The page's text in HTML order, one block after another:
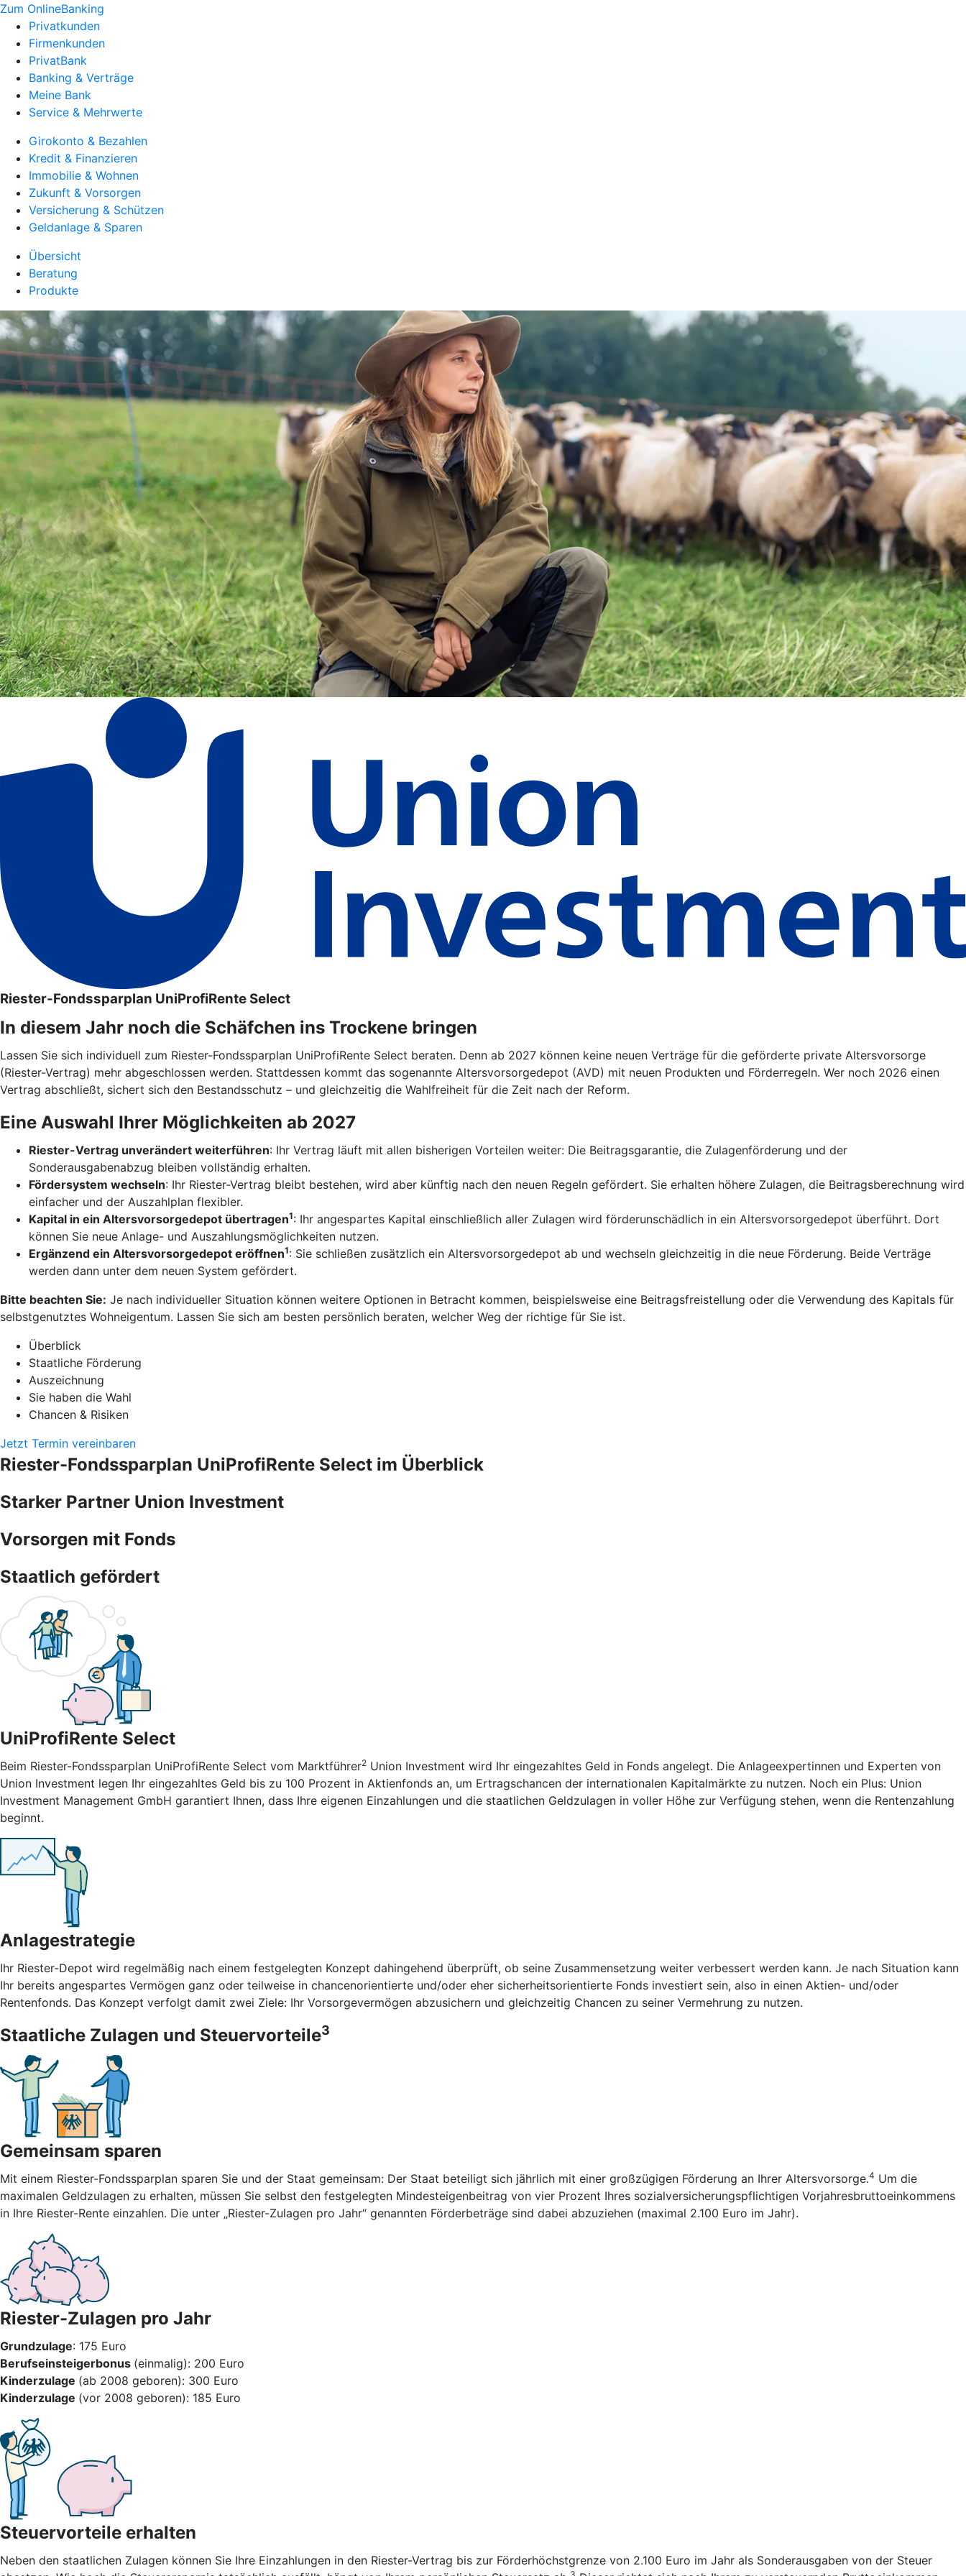
Zum OnlineBanking
Privatkunden
Firmenkunden
PrivatBank
Banking & Verträge
Meine Bank
Service & Mehrwerte
Girokonto & Bezahlen
Kredit & Finanzieren
Immobilie & Wohnen
Zukunft & Vorsorgen
Versicherung & Schützen
Geldanlage & Sparen
Übersicht
Beratung
Produkte
Riester-Fondssparplan UniProfiRente Select
In diesem Jahr noch die Schäfchen ins Trockene bringen
Lassen Sie sich individuell zum Riester-Fondssparplan UniProfiRente Select beraten. Denn ab 2027 können keine neuen Verträge für die geförderte private Altersvorsorge
(Riester-Vertrag) mehr abgeschlossen werden. Stattdessen kommt das sogenannte Altersvorsorgedepot (AVD) mit neuen Produkten und Förderregeln. Wer noch 2026 einen
Vertrag abschließt, sichert sich den Bestandsschutz – und gleichzeitig die Wahlfreiheit für die Zeit nach der Reform.
Eine Auswahl Ihrer Möglichkeiten ab 2027
Riester-Vertrag unverändert weiterführen: Ihr Vertrag läuft mit allen bisherigen Vorteilen weiter: Die Beitragsgarantie, die Zulagenförderung und der
Sonderausgabenabzug bleiben vollständig erhalten.
Fördersystem wechseln: Ihr Riester-Vertrag bleibt bestehen, wird aber künftig nach den neuen Regeln gefördert. Sie erhalten höhere Zulagen, die Beitragsberechnung wird
einfacher und der Auszahlplan flexibler.
Kapital in ein Altersvorsorgedepot übertragen1: Ihr angespartes Kapital einschließlich aller Zulagen wird förderunschädlich in ein Altersvorsorgedepot überführt. Dort
können Sie neue Anlage- und Auszahlungsmöglichkeiten nutzen.
Ergänzend ein Altersvorsorgedepot eröffnen1: Sie schließen zusätzlich ein Altersvorsorgedepot ab und wechseln gleichzeitig in die neue Förderung. Beide Verträge
werden dann unter dem neuen System gefördert.
Bitte beachten Sie: Je nach individueller Situation können weitere Optionen in Betracht kommen, beispielsweise eine Beitragsfreistellung oder die Verwendung des Kapitals für
selbstgenutztes Wohneigentum. Lassen Sie sich am besten persönlich beraten, welcher Weg der richtige für Sie ist.
Überblick
Staatliche Förderung
Auszeichnung
Sie haben die Wahl
Chancen & Risiken
Jetzt Termin vereinbaren
Riester-Fondssparplan UniProfiRente Select im Überblick
Starker Partner Union Investment
Vorsorgen mit Fonds
Staatlich gefördert
UniProfiRente Select
Beim Riester-Fondssparplan UniProfiRente Select vom Marktführer2 Union Investment wird Ihr eingezahltes Geld in Fonds angelegt. Die Anlageexpertinnen und Experten von
Union Investment legen Ihr eingezahltes Geld bis zu 100 Prozent in Aktienfonds an, um Ertragschancen der internationalen Kapitalmärkte zu nutzen. Noch ein Plus: Union
Investment Management GmbH garantiert Ihnen, dass Ihre eigenen Einzahlungen und die staatlichen Geldzulagen in voller Höhe zur Verfügung stehen, wenn die Rentenzahlung
beginnt.
Anlagestrategie
Ihr Riester-Depot wird regelmäßig nach einem festgelegten Konzept dahingehend überprüft, ob seine Zusammensetzung weiter verbessert werden kann. Je nach Situation kann
Ihr bereits angespartes Vermögen ganz oder teilweise in chancenorientierte und/oder eher sicherheitsorientierte Fonds investiert sein, also in einen Aktien- und/oder
Rentenfonds. Das Konzept verfolgt damit zwei Ziele: Ihr Vorsorgevermögen abzusichern und gleichzeitig Chancen zu seiner Vermehrung zu nutzen.
Staatliche Zulagen und Steuervorteile3
Gemeinsam sparen
Mit einem Riester-Fondssparplan sparen Sie und der Staat gemeinsam: Der Staat beteiligt sich jährlich mit einer großzügigen Förderung an Ihrer Altersvorsorge.4 Um die
maximalen Geldzulagen zu erhalten, müssen Sie selbst den festgelegten Mindesteigenbeitrag von vier Prozent Ihres sozialversicherungspflichtigen Vorjahresbruttoeinkommens
in Ihre Riester-Rente einzahlen. Die unter „Riester-Zulagen pro Jahr“ genannten Förderbeträge sind dabei abzuziehen (maximal 2.100 Euro im Jahr).
Riester-Zulagen pro Jahr
Grundzulage: 175 Euro
Berufseinsteigerbonus (einmalig): 200 Euro
Kinderzulage (ab 2008 geboren): 300 Euro
Kinderzulage (vor 2008 geboren): 185 Euro
Steuervorteile erhalten
Neben den staatlichen Zulagen können Sie Ihre Einzahlungen in den Riester-Vertrag bis zur Förderhöchstgrenze von 2.100 Euro im Jahr als Sonderausgaben von der Steuer